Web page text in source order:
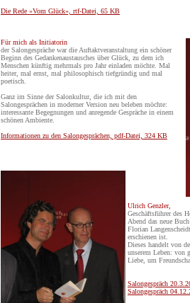
Die Rede »Vom Glück«, rtf-Datei, 65 KB
Für mich als Initiatorin
der Salongespräche war die Auftaktveranstaltung ein schöner
Beginn des Gedankenaustausches über Glück, zu dem ich
Menschen künftig mehrmals pro Jahr einladen möchte. Mal
heiter, mal ernst, mal philosophisch tiefgründig und mal
poetisch.
Ganz im Sinne der Salonkultur, die ich mit den
Salongesprächen in moderner Version neu beleben möchte:
interessante Begegnungen und anregende Gespräche in einem
schönen Ambiente.
Informationen zu den Salongesprächen, pdf-Datei, 324 KB
Ulrich Genzler,
Geschäftsführer des
Abend das neue
Florian
erschienen ist.
Dieses handelt von
unserem Leben: von
Liebe, um
Salongespräch
Salongespräch